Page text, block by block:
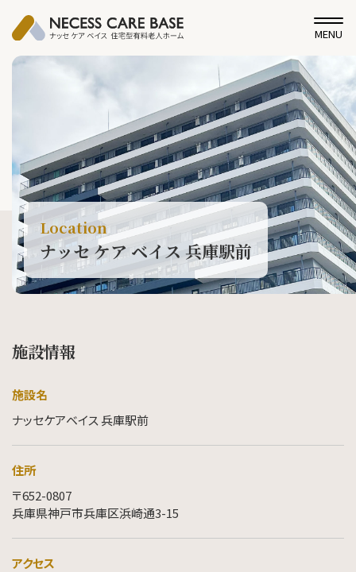
MENU
Location
ナッセ ケア ベイス 兵庫駅前
施設情報
施設名
ナッセケアベイス 兵庫駅前
住所
〒652-0807
兵庫県神戸市兵庫区浜崎通3-15
アクセス